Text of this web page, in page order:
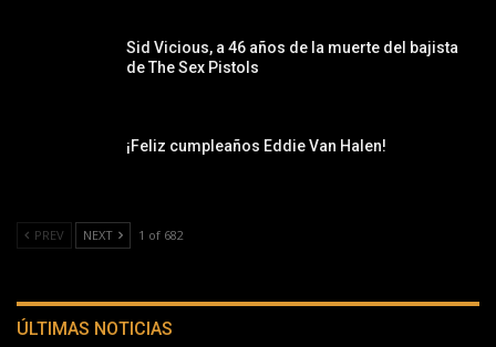
Sid Vicious, a 46 años de la muerte del bajista
de The Sex Pistols
¡Feliz cumpleaños Eddie Van Halen!
PREV NEXT 1 of 682
ÚLTIMAS NOTICIAS